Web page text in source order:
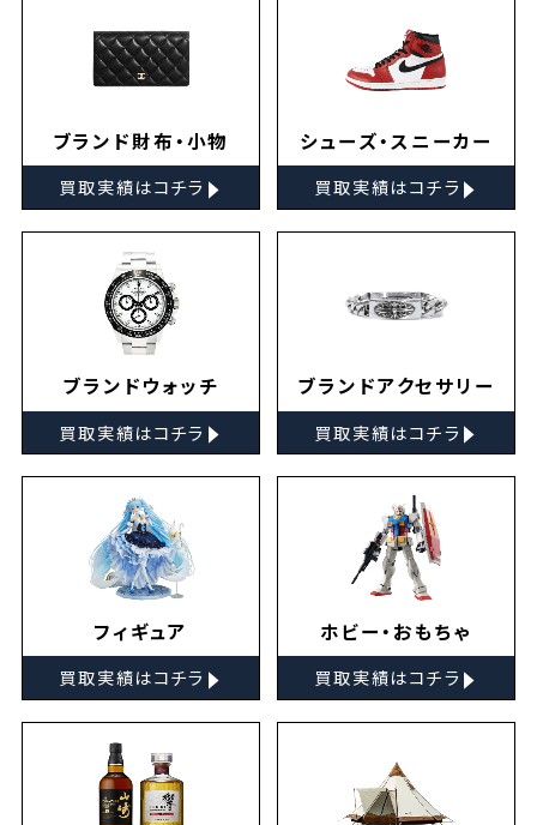
ブランド財布・小物
買取実績はコチラ ▸
シューズ・スニーカー
買取実績はコチラ ▸
ブランドウォッチ
買取実績はコチラ ▸
ブランドアクセサリー
買取実績はコチラ ▸
フィギュア
買取実績はコチラ ▸
ホビー・おもちゃ
買取実績はコチラ ▸